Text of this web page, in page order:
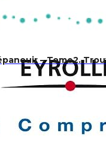
– Tome2.